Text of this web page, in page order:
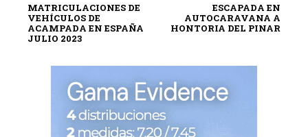
MATRICULACIONES DE
VEHÍCULOS DE
ACAMPADA EN ESPAÑA
JULIO 2023
ESCAPADA EN
AUTOCARAVANA A
HONTORIA DEL PINAR